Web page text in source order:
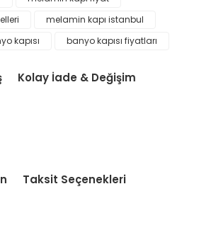
melamin kapı istanbul
kapısı banyo kapısı fiyatları
Kolay İade & Değişim
Taksit Seçenekleri